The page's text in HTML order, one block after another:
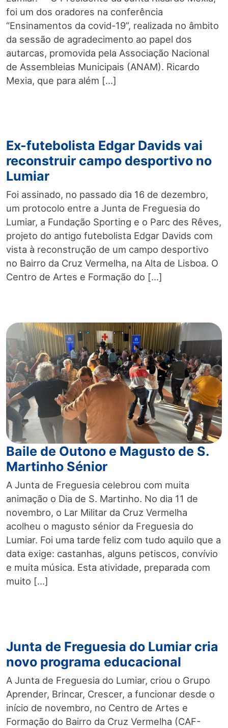
foi um dos oradores na conferência
“Ensinamentos da covid-19”, realizada no âmbito
da sessão de agradecimento ao papel dos
autarcas, promovida pela Associação Nacional
de Assembleias Municipais (ANAM). Ricardo
Mexia, que para além […]
Ex-futebolista Edgar Davids vai
reconstruir campo desportivo no
Lumiar
Foi assinado, no passado dia 16 de dezembro,
um protocolo entre a Junta de Freguesia do
Lumiar, a Fundação Sporting e o Parc des Rêves,
projeto do antigo futebolista Edgar Davids com
vista à reconstrução de um campo desportivo
no Bairro da Cruz Vermelha, na Alta de Lisboa. O
Centro de Artes e Formação do […]
Baile de Outono e Magusto de S.
Martinho Sénior
A Junta de Freguesia celebrou com muita
animação o Dia de S. Martinho. No dia 11 de
novembro, o Lar Militar da Cruz Vermelha
acolheu o magusto sénior da Freguesia do
Lumiar. Foi uma tarde feliz com tudo aquilo que a
data exige: castanhas, alguns petiscos, convívio
e muita música. Esta atividade, preparada com
muito […]
Junta de Freguesia do Lumiar cria
novo programa educacional
A Junta de Freguesia do Lumiar, criou o Grupo
Aprender, Brincar, Crescer, a funcionar desde o
início de novembro, no Centro de Artes e
Formação do Bairro da Cruz Vermelha (CAF-